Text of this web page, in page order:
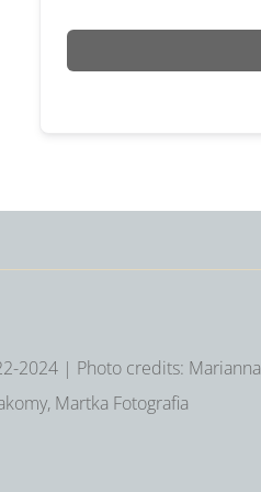
2024 | Photo credits: Marianna
Martka Fotografia